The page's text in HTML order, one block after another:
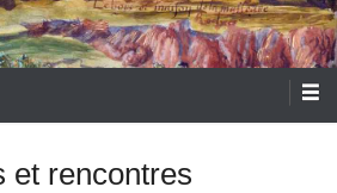
et rencontres